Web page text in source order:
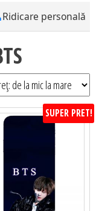
Ridicare personală
SUPER PRET!